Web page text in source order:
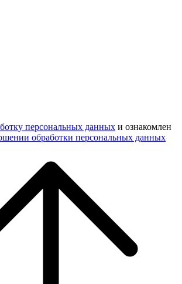
персональных данных и ознакомлен
обработки персональных данных